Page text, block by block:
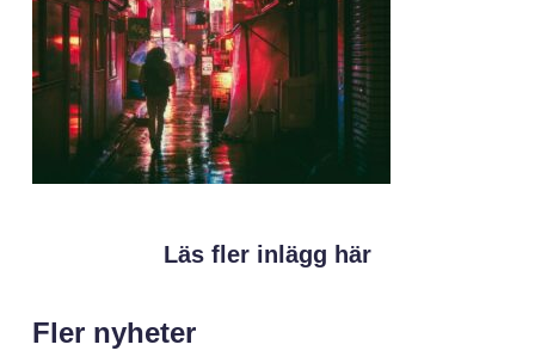
Läs fler inlägg här
Fler nyheter